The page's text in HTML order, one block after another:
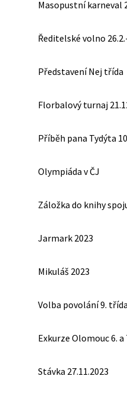
Masopustní karneval
Ředitelské volno
Představení Nej třída
Florbalový turnaj
Příběh pana Tydýta
Olympiáda v ČJ
Záložka do knihy
Jarmark 2023
Mikuláš 2023
Volba povolání 9. třída
Exkurze Olomouc 6. a
Stávka 27.11.2023